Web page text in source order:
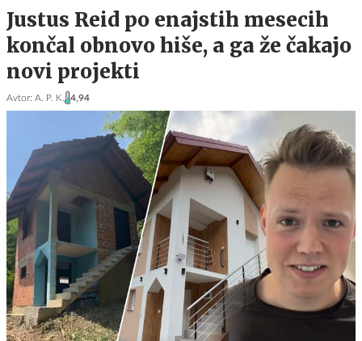
Justus Reid po enajstih mesecih
končal obnovo hiše, a ga že čakajo
novi projekti
Avtor: A. P. K. 4,94